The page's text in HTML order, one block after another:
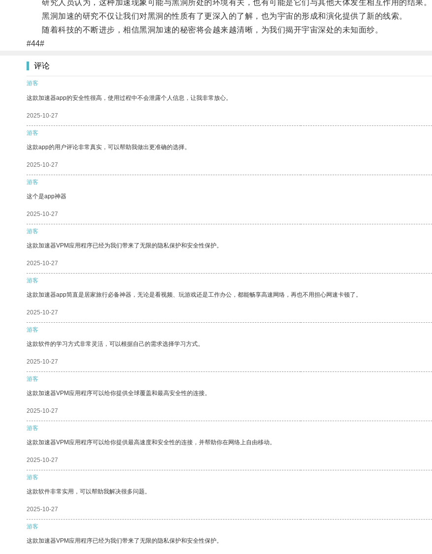
研究人员认为，这种加速现象可能与黑洞所处的环境有关，也有可能是它们与其他天体发生相互作用的结果。
黑洞加速的研究不仅让我们对黑洞的性质有了更深入的了解，也为宇宙的形成和演化提供了新的线索。
随着科技的不断进步，相信黑洞加速的秘密将会越来越清晰，为我们揭开宇宙深处的未知面纱。
#44#
评论
游客
这款加速器app的安全性很高，使用过程中不会泄露个人信息，让我非常放心。
2025-10-27
游客
这款app的用户评论非常真实，可以帮助我做出更准确的选择。
2025-10-27
游客
这个是app神器
2025-10-27
游客
这款加速器VPM应用程序已经为我们带来了无限的隐私保护和安全性保护。
2025-10-27
游客
这款加速器app简直是居家旅行必备神器，无论是看视频、玩游戏还是工作办公，都能畅享高速网络，再也不用担心网速卡顿了。
2025-10-27
游客
这款软件的学习方式非常灵活，可以根据自己的需求选择学习方式。
2025-10-27
游客
这款加速器VPM应用程序可以给你提供全球覆盖和最高安全性的连接。
2025-10-27
游客
这款加速器VPM应用程序可以给你提供最高速度和安全性的连接，并帮助你在网络上自由移动。
2025-10-27
游客
这款软件非常实用，可以帮助我解决很多问题。
2025-10-27
游客
这款加速器VPM应用程序已经为我们带来了无限的隐私保护和安全性保护。